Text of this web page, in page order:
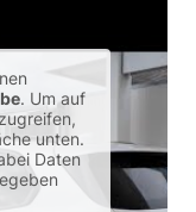
. Um auf
unten.
Daten